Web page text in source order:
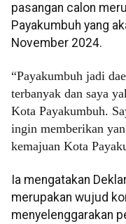
pasangan calon
Payakumbuh yang
November 2024.
“Payakumbuh jadi
terbanyak dan saya
Kota Payakumbuh.
ingin memberikan
kemajuan Kota
Ia mengatakan
merupakan wujud
menyelenggarakan